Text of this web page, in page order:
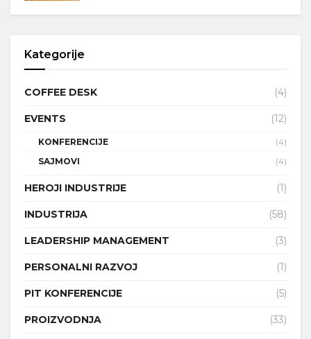
Kategorije
COFFEE DESK (4)
EVENTS (12)
KONFERENCIJE
(4)
SAJMOVI
(4)
HEROJI INDUSTRIJE (1)
INDUSTRIJA (58)
LEADERSHIP MANAGEMENT (3)
PERSONALNI RAZVOJ (1)
PIT KONFERENCIJE (5)
PROIZVODNJA (33)